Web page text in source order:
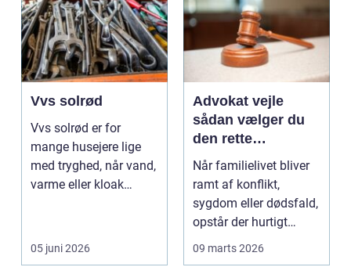
Vvs solrød
Vvs solrød er for
mange husejere lige
med tryghed, når vand,
varme eller kloak
05 juni 2026
Advokat vejle
sådan vælger du
den rette
familieretsadvokat
Når familielivet bliver
ramt af konflikt,
sygdom eller dødsfald,
opstår der hurtigt
spørgsmål, som k...
09 marts 2026